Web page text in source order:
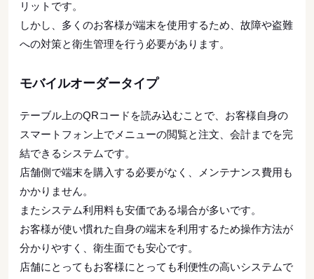
リットです。
しかし、多くのお客様が端末を使用するため、故障や盗難
への対策と衛生管理を行う必要があります。
モバイルオーダータイプ
テーブル上のQRコードを読み込むことで、お客様自身の
スマートフォン上でメニューの閲覧と注文、会計までを完
結できるシステムです。
店舗側で端末を購入する必要がなく、メンテナンス費用も
かかりません。
またシステム利用料も安価である場合が多いです。
お客様が使い慣れた自身の端末を利用するため操作方法が
分かりやすく、衛生面でも安心です。
店舗にとってもお客様にとっても利便性の高いシステムで